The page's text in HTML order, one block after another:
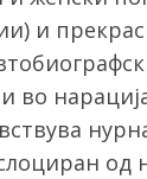
и
во
од